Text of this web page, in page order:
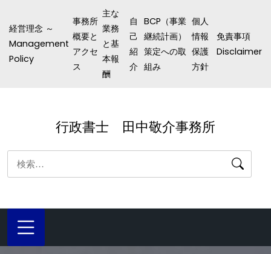
経営理念 ～
Management
Policy
事務所
概要と
アクセ
ス
主な
業務
と基
本報
酬
自
己
紹
介
BCP（事業
継続計画）
策定への取
組み
個人
情報
保護
方針
免責事項
Disclaimer
行政書士 田中敬介事務所
索: